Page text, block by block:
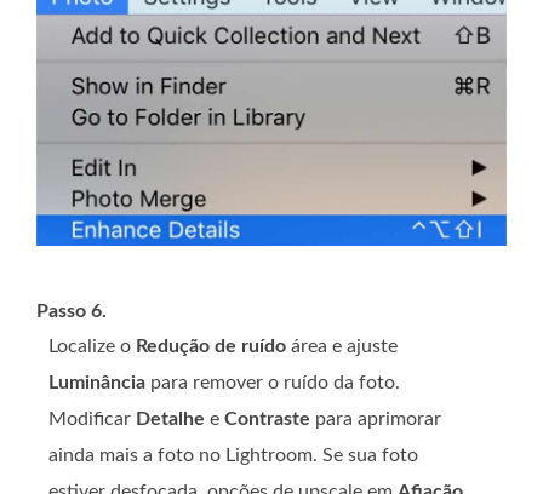
Passo 6.
Localize o Redução de ruído área e ajuste
Luminância para remover o ruído da foto.
Modificar Detalhe e Contraste para aprimorar
ainda mais a foto no Lightroom. Se sua foto